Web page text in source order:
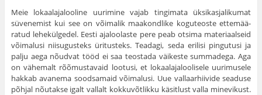
Meie lokaalajalooline uurimine vajab tingimata üksikasjalikumat
süvenemist kui see on võimalik maakondlike koguteoste ettemää­
ratud lehekülgedel. Eesti ajaloolaste pere peab otsima materiaalseid
või­malusi niisugusteks üritusteks. Teadagi, seda erilisi pingutusi ja
palju aega nõudvat tööd ei saa teostada väikeste summadega. Aga
on vähe­malt rõõmustavaid lootusi, et lokaalajaloolisele uurimusele
hakkab ava­nema soodsamaid võimalusi. Uue vallaarhiivide seaduse
põhjal nõutakse igalt vallalt kokkuvõtlikku käsitlust valla minevikust.